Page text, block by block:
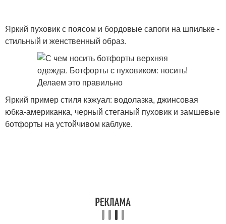
Яркий пуховик с поясом и бордовые сапоги на шпильке -
стильный и женственный образ.
Яркий пример стиля кэжуал: водолазка, джинсовая
юбка-американка, черный стеганый пуховик и замшевые
ботфорты на устойчивом каблуке.